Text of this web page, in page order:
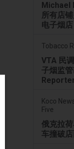
Michael
所有店
电子烟店
Tobacco
VTA 民
子烟监
Koco
Five
俄克拉
车撞破